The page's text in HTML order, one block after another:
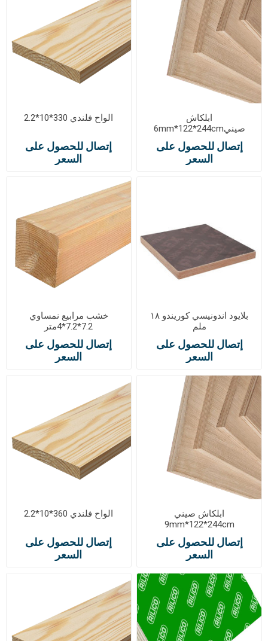
ابلكاش
صيني6mm*122*244cm
إتصال للحصول على
السعر
الواح فلندي 330*10*2.2
إتصال للحصول على
السعر
بلايود اندونيسي كوريندو ١٨
ملم
إتصال للحصول على
السعر
خشب مرابيع نمساوي
7.2*7.2*4متر
إتصال للحصول على
السعر
ابلكاش صيني
9mm*122*244cm
إتصال للحصول على
السعر
الواح فلندي 360*10*2.2
إتصال للحصول على
السعر